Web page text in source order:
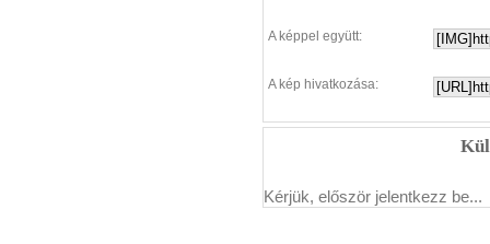
A képpel együtt:
A kép hivatkozása:
Kérjük, először jelentkezz be...